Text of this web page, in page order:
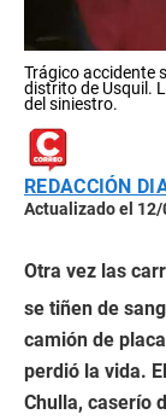
Trágico accidente
distrito de Usquil.
del siniestro.
REDACCIÓN
Actualizado el 12/
Otra vez las
se tiñen de
camión de
perdió la vida.
Chulla, caserío